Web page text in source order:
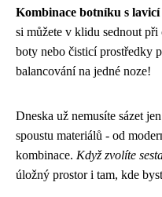
Kombinace botníku s
si můžete v klidu sednout
boty nebo čisticí prostředky
balancování na jedné noze!
Dneska už nemusíte sázet
spoustu materiálů - od
kombinace. Když zvolíte
úložný prostor i tam, kde